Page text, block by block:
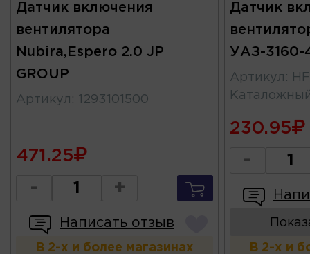
Датчик включения
вентилятора
Nubira,Espero 2.0 JP
GROUP
Артикул : 1293101500
471.25
- +
Написать отзыв
В 2-х и более магазинах
Датчик
УАЗ-3160-
Артикул :
230.95
-
В 2-х и